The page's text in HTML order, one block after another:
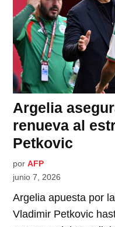
Argelia
renueva al
Petkovic
por AFP
junio 7, 2026
Argelia apuesta por
Vladimir Petkovic